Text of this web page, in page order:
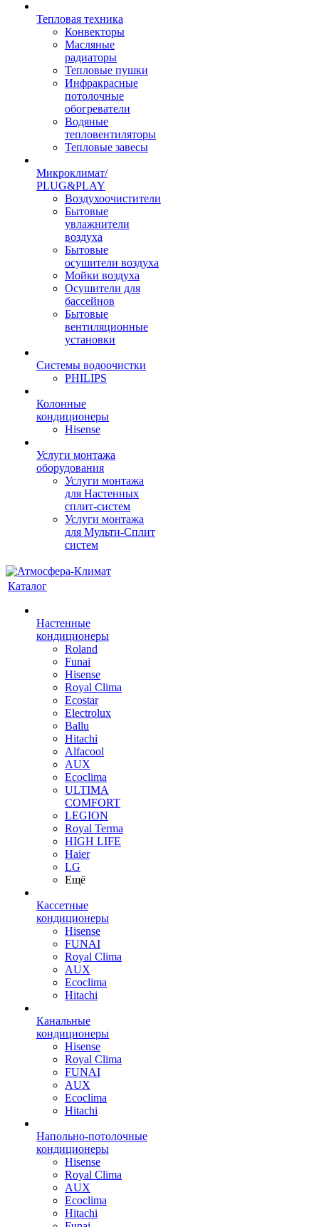
Тепловая техника
Конвекторы
Масляные
радиаторы
Тепловые пушки
Инфракрасные
потолочные
обогреватели
Водяные
тепловентиляторы
Тепловые завесы
Микроклимат/
PLUG&PLAY
Воздухоочистители
Бытовые
увлажнители
воздуха
Бытовые
осушители воздуха
Мойки воздуха
Осушители для
бассейнов
Бытовые
вентиляционные
установки
Системы водоочистки
PHILIPS
Колонные
кондиционеры
Hisense
Услуги монтажа
оборудования
Услуги монтажа
для Настенных
сплит-систем
Услуги монтажа
для Мульти-Сплит
систем
Каталог
Настенные
кондиционеры
Roland
Funai
Hisense
Royal Clima
Ecostar
Electrolux
Ballu
Hitachi
Alfacool
AUX
Ecoclima
ULTIMA
COMFORT
LEGION
Royal Terma
HIGH LIFE
Haier
LG
Ещё
Кассетные
кондиционеры
Hisense
FUNAI
Royal Clima
AUX
Ecoclima
Hitachi
Канальные
кондиционеры
Hisense
Royal Clima
FUNAI
AUX
Ecoclima
Hitachi
Напольно-потолочные
кондиционеры
Hisense
Royal Clima
AUX
Ecoclima
Hitachi